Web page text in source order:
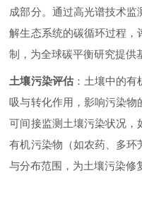
成部分。通过高光谱技术
解生态系统的碳循环过程，
制，为全球碳平衡研究提供
土壤污染评估：土壤中的有
吸与转化作用，影响污染物
可间接监测土壤污染状况，
有机污染物（如农药、多环
与分布范围，为土壤污染修